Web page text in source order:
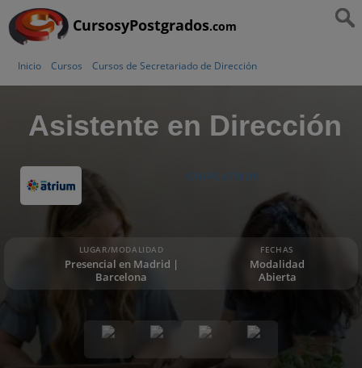
CursosyPostgrados.com
Inicio Cursos Cursos de Secretariado de Dirección
Asistente en Dirección
GRUPO ATRIUM
LUGAR/MODALIDAD
Presencial en Madrid |
Barcelona
FECHAS
Modalidad
Abierta